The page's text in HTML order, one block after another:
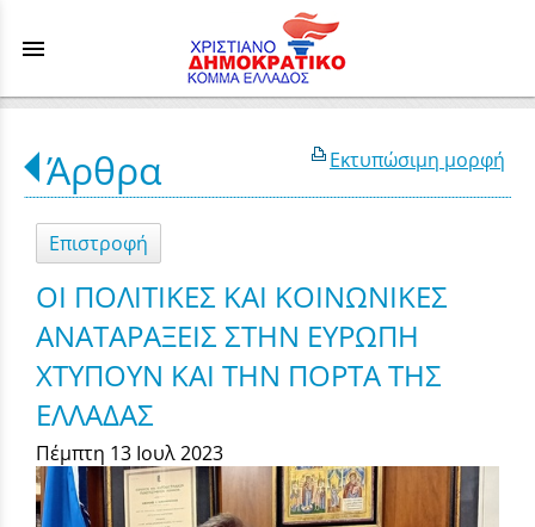
menu
Εκτυπώσιμη μορφή
Άρθρα
Επιστροφή
ΟΙ ΠΟΛΙΤΙΚΕΣ ΚΑΙ ΚΟΙΝΩΝΙΚΕΣ
ΑΝΑΤΑΡΑΞΕΙΣ ΣΤΗΝ ΕΥΡΩΠΗ
ΧΤΥΠΟΥΝ ΚΑΙ ΤΗΝ ΠΟΡΤΑ ΤΗΣ
ΕΛΛΑΔΑΣ
Πέμπτη 13 Ιουλ 2023